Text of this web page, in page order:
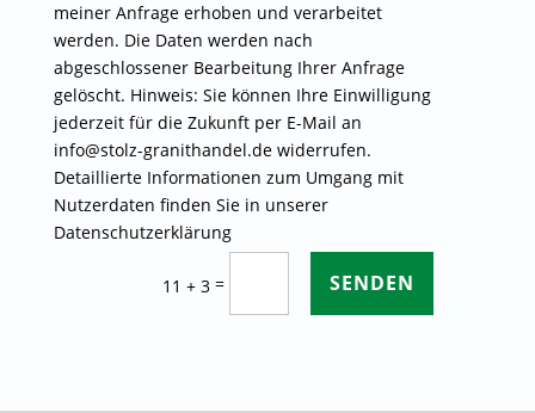
meiner Anfrage erhoben und verarbeitet
werden. Die Daten werden nach
abgeschlossener Bearbeitung Ihrer Anfrage
gelöscht. Hinweis: Sie können Ihre Einwilligung
jederzeit für die Zukunft per E-Mail an
info@stolz-granithandel.de widerrufen.
Detaillierte Informationen zum Umgang mit
Nutzerdaten finden Sie in unserer
Datenschutzerklärung
11 + 3 = SENDEN